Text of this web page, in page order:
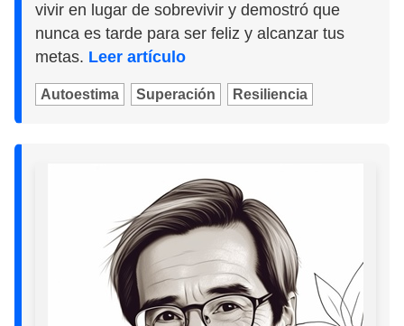
vivir en lugar de sobrevivir y demostró que
nunca es tarde para ser feliz y alcanzar tus
metas. Leer artículo
Autoestima Superación Resiliencia